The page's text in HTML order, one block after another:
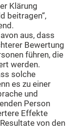
Klärung
beitragen“,
aus, dass
Bewertung
führen, die
werden.
solche
es zu einer
und
Person
Effekte
von den